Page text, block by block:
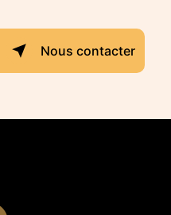
Nous contacter